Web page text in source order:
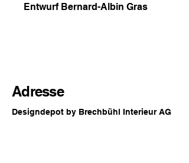
Entwurf Bernard-Albin Gras
Adresse
Designdepot by Brechbühl Interieur AG